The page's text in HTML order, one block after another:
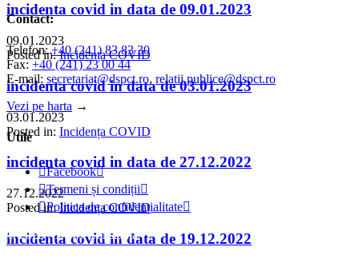
incidenta covid in data de 09.01.2023
09.01.2023
Posted in:Incidența COVID
incidenta covid in data de 03.01.2023
03.01.2023
Posted in: Incidența COVID
incidenta covid in data de 27.12.2022
27.12.2022
Posted in:Incidența COVID
incidenta covid in data de 19.12.2022
Contact:
Telefon:+40 (241) 83 83 30
Fax: +40 (241) 23 00 44
E-mail: secretariat@dspct.ro, relatii.publice@dspct.ro
Vezi pe harta →
Utile
Facebook
Termeni și condiții
Politica de confidențialitate
© 2023 - DSPJ Constanța